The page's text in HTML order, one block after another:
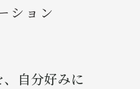
ション
自分好みに